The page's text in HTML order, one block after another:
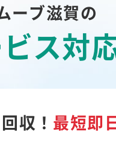
ーブ滋賀の
ス対
収！ 最短即